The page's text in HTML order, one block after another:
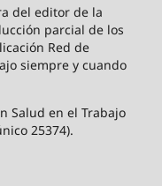
del editor de la
parcial de los
Red de
siempre y cuando
Salud en el Trabajo
25374).